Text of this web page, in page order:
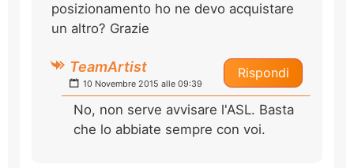
posizionamento ho ne devo acquistare
un altro? Grazie
Rispondi
TeamArtist
10 Novembre 2015 alle 09:39
No, non serve avvisare l'ASL. Basta
che lo abbiate sempre con voi.